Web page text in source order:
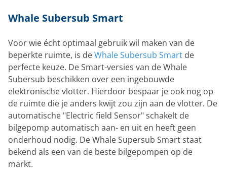
Whale Subersub Smart
Voor wie écht optimaal gebruik wil maken van de
beperkte ruimte, is deWhale Subersub Smart de
perfecte keuze. De Smart-versies van de Whale
Subersub beschikken over een ingebouwde
elektronische vlotter. Hierdoor bespaar je ook nog op
de ruimte die je anders kwijt zou zijn aan de vlotter. De
automatische "Electric field Sensor" schakelt de
bilgepomp automatisch aan- en uit en heeft geen
onderhoud nodig. De Whale Supersub Smart staat
bekend als een van de beste bilgepompen op de
markt.